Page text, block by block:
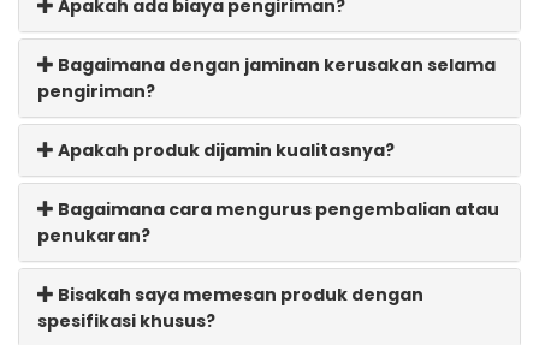
Apakah ada biaya pengiriman?
Bagaimana dengan jaminan kerusakan selama
pengiriman?
Apakah produk dijamin kualitasnya?
Bagaimana cara mengurus pengembalian atau
penukaran?
Bisakah saya memesan produk dengan
spesifikasi khusus?